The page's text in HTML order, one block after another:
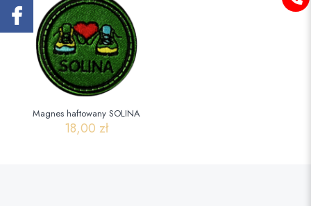
Magnes haftowany SOLINA
18,00zł